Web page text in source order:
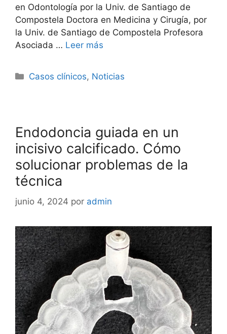
en Odontología por la Univ. de Santiago de
Compostela Doctora en Medicina y Cirugía, por
la Univ. de Santiago de Compostela Profesora
Asociada … Leer más
Casos clínicos, Noticias
Endodoncia guiada en un
incisivo calcificado. Cómo
solucionar problemas de la
técnica
junio 4, 2024 por admin